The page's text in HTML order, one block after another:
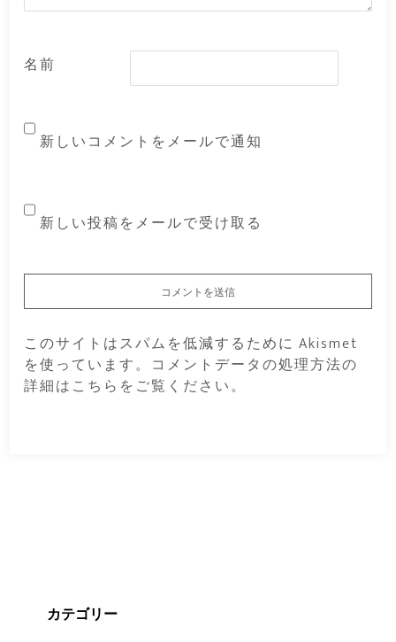
名前
新しいコメントをメールで通知
新しい投稿をメールで受け取る
このサイトはスパムを低減するために Akismet
を使っています。 コメントデータの処理方法の
詳細はこちらをご覧ください。
カテゴリー